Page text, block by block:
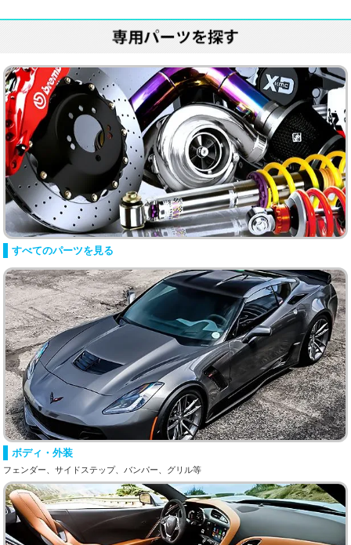
すべてのパーツを見る
ボディ・外装
フェンダー、サイドステップ、バンパー、グリル等